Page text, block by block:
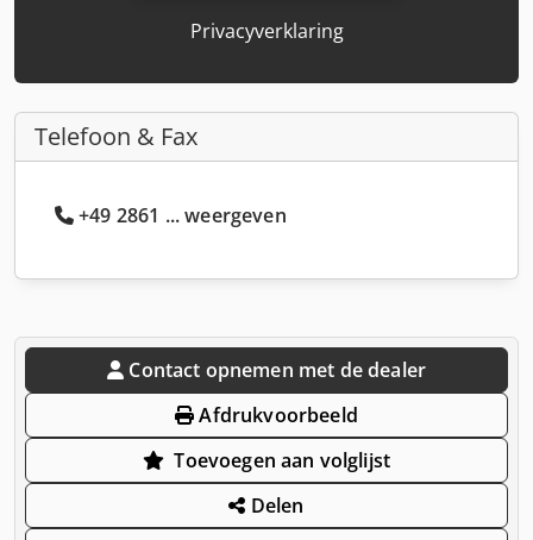
Privacyverklaring
Telefoon & Fax
+49 2861 ... weergeven
Contact opnemen met de dealer
Afdrukvoorbeeld
Toevoegen aan volglijst
Delen